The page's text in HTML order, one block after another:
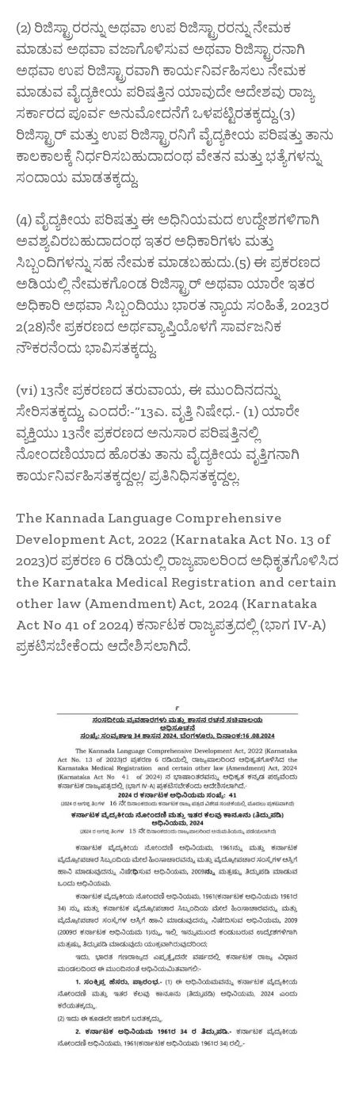
(2) ರಿಜಿಸ್ಟ್ರಾರರನ್ನು ಅಥವಾ ಉಪ ರಿಜಿಸ್ಟ್ರಾರರನ್ನು ನೇಮಕ
ಮಾಡುವ ಅಥವಾ ವಜಾಗೊಳಿಸುವ ಅಥವಾ ರಿಜಿಸ್ಟ್ರಾರನಾಗಿ
ಅಥವಾ ಉಪ ರಿಜಿಸ್ಟ್ರಾರವಾಗಿ ಕಾರ್ಯನಿರ್ವಹಿಸಲು ನೇಮಕ
ಮಾಡುವ ವೈದ್ಯಕೀಯ ಪರಿಷತ್ತಿನ ಯಾವುದೇ ಆದೇಶವು ರಾಜ್ಯ
ಸರ್ಕಾರದ ಪೂರ್ವ ಅನುಮೋದನೆಗೆ ಒಳಪಟ್ಟಿರತಕ್ಕದ್ದು.(3)
ರಿಜಿಸ್ಟ್ರಾರ್ ಮತ್ತು ಉಪ ರಿಜಿಸ್ಟ್ರಾರನಿಗೆ ವೈದ್ಯಕೀಯ ಪರಿಷತ್ತು ತಾನು
ಕಾಲಕಾಲಕ್ಕೆ ನಿರ್ಧರಿಸಬಹುದಾದಂಥ ವೇತನ ಮತ್ತು ಭತ್ಯೆಗಳನ್ನು
ಸಂದಾಯ ಮಾಡತಕ್ಕದ್ದು.
(4) ವೈದ್ಯಕೀಯ ಪರಿಷತ್ತು ಈ ಅಧಿನಿಯಮದ ಉದ್ದೇಶಗಳಿಗಾಗಿ
ಅವಶ್ಯವಿರಬಹುದಾದಂಥ ಇತರ ಅಧಿಕಾರಿಗಳು ಮತ್ತು
ಸಿಬ್ಬಂದಿಗಳನ್ನು ಸಹ ನೇಮಕ ಮಾಡಬಹುದು.(5) ಈ ಪ್ರಕರಣದ
ಅಡಿಯಲ್ಲಿ ನೇಮಕಗೊಂಡ ರಿಜಿಸ್ಟ್ರಾರ್ ಅಥವಾ ಯಾರೇ ಇತರ
ಅಧಿಕಾರಿ ಅಥವಾ ಸಿಬ್ಬಂದಿಯು ಭಾರತ ನ್ಯಾಯ ಸಂಹಿತೆ, 2023ರ
2(28)ನೇ ಪ್ರಕರಣದ ಅರ್ಥವ್ಯಾಪ್ತಿಯೊಳಗೆ ಸಾರ್ವಜನಿಕ
ನೌಕರನೆಂದು ಭಾವಿಸತಕ್ಕದ್ದು.
(vi) 13ನೇ ಪ್ರಕರಣದ ತರುವಾಯ, ಈ ಮುಂದಿನದನ್ನು
ಸೇರಿಸತಕ್ಕದ್ದು, ಎಂದರೆ:-“13ಎ. ವೃತ್ತಿ ನಿಷೇಧ.- (1) ಯಾರೇ
ವ್ಯಕ್ತಿಯು 13ನೇ ಪ್ರಕರಣದ ಅನುಸಾರ ಪರಿಷತ್ತಿನಲ್ಲಿ
ನೋಂದಣಿಯಾದ ಹೊರತು ತಾನು ವೈದ್ಯಕೀಯ ವೃತ್ತಿಗನಾಗಿ
ಕಾರ್ಯನಿರ್ವಹಿಸತಕ್ಕದ್ದಲ್ಲ/ ಪ್ರತಿನಿಧಿಸತಕ್ಕದ್ದಲ್ಲ.
The Kannada Language Comprehensive
Development Act, 2022 (Karnataka Act No. 13 of
2023)ರ ಪ್ರಕರಣ 6 ರಡಿಯಲ್ಲಿ ರಾಜ್ಯಪಾಲರಿಂದ ಅಧಿಕೃತಗೊಳಿಸಿದ
the Karnataka Medical Registration and certain
other law (Amendment) Act, 2024 (Karnataka
Act No 41 of 2024) ಕರ್ನಾಟಕ ರಾಜ್ಯಪತ್ರದಲ್ಲಿ (ಭಾಗ IV-A)
ಪ್ರಕಟಿಸಬೇಕೆಂದು ಆದೇಶಿಸಲಾಗಿದೆ.